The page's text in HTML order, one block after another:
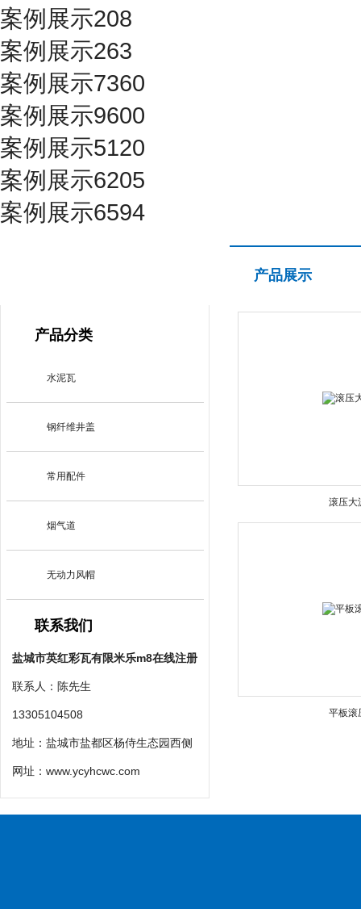
案例展示208
案例展示263
案例展示7360
案例展示9600
案例展示5120
案例展示6205
案例展示6594
产品分类
水泥瓦
钢纤维井盖
常用配件
烟气道
无动力风帽
联系我们
盐城市英红彩瓦有限米乐m8在线注册
联系人：陈先生
13305104508
地址：盐城市盐都区杨侍生态园西侧
网址： www.ycyhcwc.com
产品展示
滚压大
平板滚